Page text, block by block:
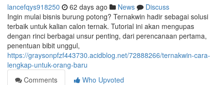
lancefqys918250 62 days ago News
Discuss
Ingin mulai bisnis burung potong? Ternakwin hadir sebagai solusi
terbaik untuk kalian calon ternak. Tutorial ini akan mengupas
dengan rinci berbagai unsur penting, dari perencanaan pertama,
penentuan bibit unggul,
https://graysonpfzf443730.acidblog.net/72888266/ternakwin-cara-
lengkap-untuk-orang-baru
Comments
Who Upvoted